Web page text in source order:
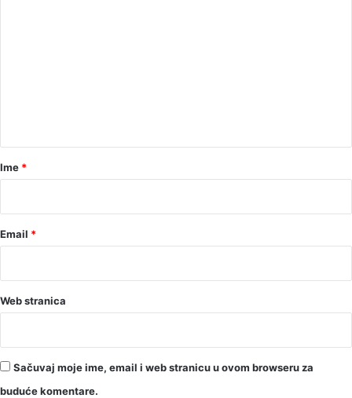
rIme *
Email *
Web stranica
Sačuvaj moje ime, email i web stranicu u ovom browseru za
buduće komentare.